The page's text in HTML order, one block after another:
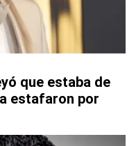
que estaba de
estafaron por